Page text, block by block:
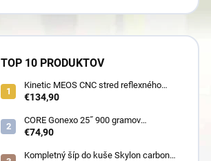
TOP 10 PRODUKTOV
Kinetic MEOS CNC stred reflexného
luku 21˝ pre deti 900 gramov
€134,90
CORE Gonexo 25˝ 900 gramov
jednofarebný (ľahký stred pre mužov,
!!
€74,90
Kompletný šíp do kuše Skylon carbon